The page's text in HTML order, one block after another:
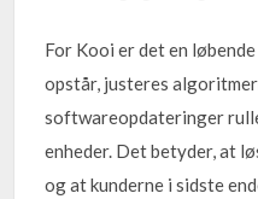
For Kooi er det en
opstår, justeres
softwareopdateringer
enheder. Det betyder, at
og at kunderne i sidste